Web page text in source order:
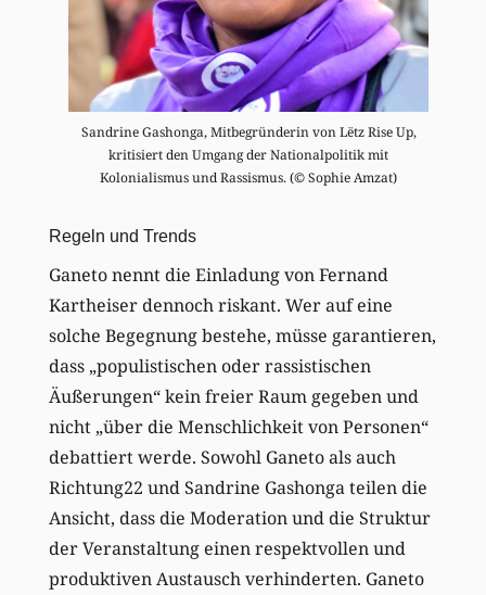
Sandrine Gashonga, Mitbegründerin von Lëtz Rise Up,
kritisiert den Umgang der Nationalpolitik mit
Kolonialismus und Rassismus. (© Sophie Amzat)
Regeln und Trends
Ganeto nennt die Einladung von Fernand
Kartheiser dennoch riskant. Wer auf eine
solche Begegnung bestehe, müsse garantieren,
dass „populistischen oder rassistischen
Äußerungen“ kein freier Raum gegeben und
nicht „über die Menschlichkeit von Personen“
debattiert werde. Sowohl Ganeto als auch
Richtung22 und Sandrine Gashonga teilen die
Ansicht, dass die Moderation und die Struktur
der Veranstaltung einen respektvollen und
produktiven Austausch verhinderten. Ganeto